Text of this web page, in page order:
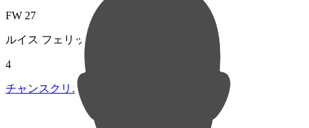
FW 27
ルイス フェリッピ
4
チャンスクリエイト総数